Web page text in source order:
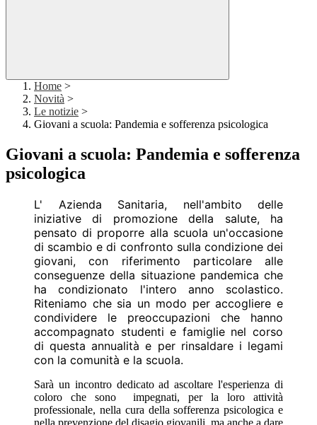
Home >
Novità >
Le notizie >
Giovani a scuola: Pandemia e sofferenza psicologica
Giovani a scuola: Pandemia e sofferenza
psicologica
L' Azienda Sanitaria, nell'ambito delle
iniziative di promozione della salute, ha
pensato di proporre alla scuola un'occasione
di scambio e di confronto sulla condizione dei
giovani, con riferimento particolare alle
conseguenze della situazione pandemica che
ha condizionato l'intero anno scolastico.
Riteniamo che sia un modo per accogliere e
condividere le preoccupazioni che hanno
accompagnato studenti e famiglie nel corso
di questa annualità e per rinsaldare i legami
con la comunità e la scuola.
Sarà un incontro dedicato ad ascoltare l'esperienza di
coloro che sono impegnati, per la loro attività
professionale, nella cura della sofferenza psicologica e